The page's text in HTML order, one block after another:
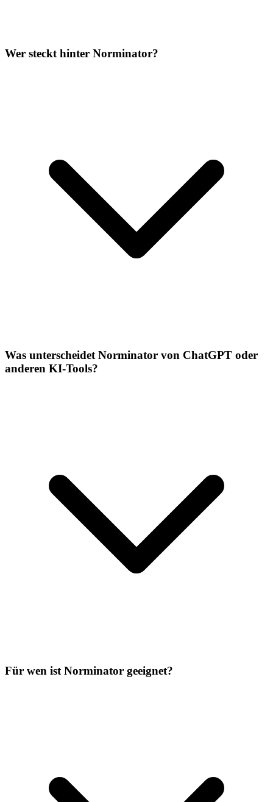
Wer steckt hinter Norminator?
Was unterscheidet Norminator von ChatGPT oder
anderen KI-Tools?
Für wen ist Norminator geeignet?